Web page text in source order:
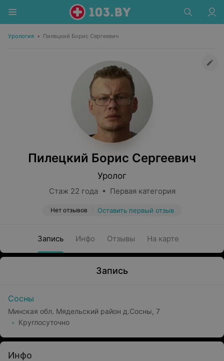
Урология • Пилецкий Борис Сергеевич
Пилецкий Борис Сергеевич
Уролог
Стаж 22 года • Первая категория
Нет отзывов Оставить первый отзыв
Запись Инфо Отзывы На карте
Запись
Сосны
Минская обл. Мядельский район д.Сосны, 7
Круглосуточно
Инфо